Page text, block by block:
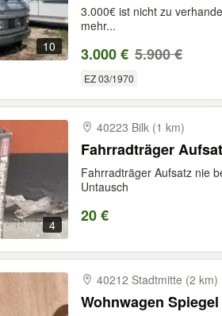
10
3.000€ ist nicht zu
mehr...
3.000 € 5.900 €
EZ 03/1970
4
40223 Bilk (1 km)
Fahrradträger
Fahrradträger Aufsatz nie
Untausch
20 €
40212 Stadtmitte (2 km)
Wohnwagen